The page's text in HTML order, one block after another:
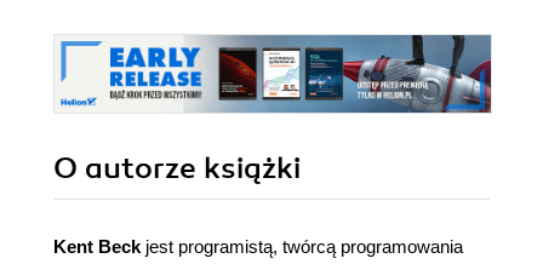
O autorze książki
Kent Beckjest programistą, twórcą programowania